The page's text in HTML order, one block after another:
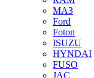
МАЗ
Ford
Foton
ISUZU
HYNDAI
FUSO
JAC